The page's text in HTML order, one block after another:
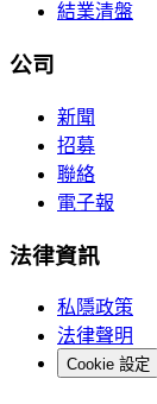
結業清盤
公司
新聞
招募
聯絡
電子報
法律資訊
私隱政策
法律聲明
Cookie 設定